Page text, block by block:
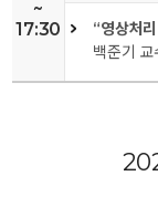
~
17:30
“영상처
백준기